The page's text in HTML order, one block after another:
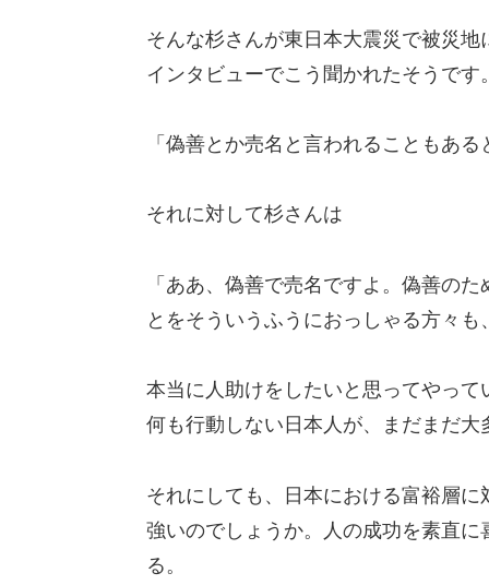
そんな杉さんが東日本大震災で被災
インタビューでこう聞かれたそうです
「偽善とか売名と言われることもあ
それに対して杉さんは
「ああ、偽善で売名ですよ。偽善の
とをそういうふうにおっしゃる方々
本当に人助けをしたいと思ってやっ
何も行動しない日本人が、まだまだ大
それにしても、日本における富裕層
強いのでしょうか。人の成功を素直
る。